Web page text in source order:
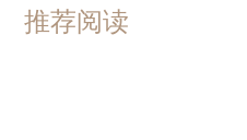
推荐阅读